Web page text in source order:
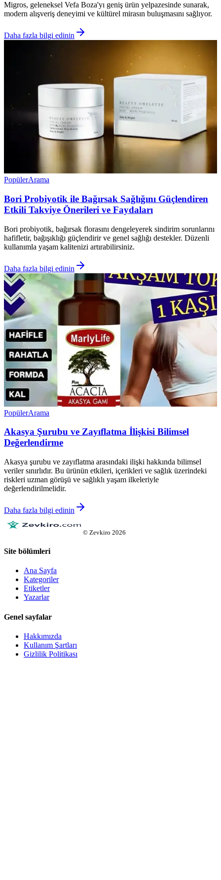
Migros, geleneksel Vefa Boza'yı geniş ürün yelpazesinde sunarak,
modern alışveriş deneyimi ve kültürel mirasın buluşmasını sağlıyor.
Daha fazla bilgi edinin
PopülerArama
Bori Probiyotik ile Bağırsak Sağlığını Güçlendiren
Etkili Takviye Önerileri ve Faydaları
Bori probiyotik, bağırsak florasını dengeleyerek sindirim sorunlarını
hafifletir, bağışıklığı güçlendirir ve genel sağlığı destekler. Düzenli
kullanımla yaşam kalitenizi artırabilirsiniz.
Daha fazla bilgi edinin
PopülerArama
Akasya Şurubu ve Zayıflatma İlişkisi Bilimsel
Değerlendirme
Akasya şurubu ve zayıflatma arasındaki ilişki hakkında bilimsel
veriler sınırlıdır. Bu ürünün etkileri, içerikleri ve sağlık üzerindeki
riskleri uzman görüşü ve sağlıklı yaşam ilkeleriyle
değerlendirilmelidir.
Daha fazla bilgi edinin
© Zevkiro 2026
Site bölümleri
Ana Sayfa
Kategoriler
Etiketler
Yazarlar
Genel sayfalar
Hakkımızda
Kullanım Şartları
Gizlilik Politikası